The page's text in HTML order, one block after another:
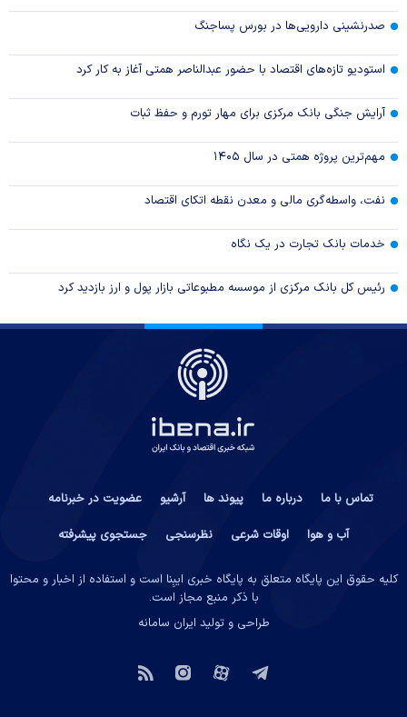
صدرنشینی دارویی‌ها در بورس پساجنگ
استودیو تازه‌های اقتصاد با حضور عبدالناصر همتی آغاز به کار کرد
آرایش جنگی بانک مرکزی برای مهار تورم و حفظ ثبات
مهم‌ترین پروژه همتی در سال ۱۴۰۵
نفت، واسطه‌گری مالی و معدن نقطه اتکای اقتصاد
خدمات بانک تجارت در یک نگاه
رئیس کل بانک مرکزی از موسسه مطبوعاتی بازار پول و ارز بازدید کرد
تماس با ما درباره ما پیوند ها آرشیو
عضویت در خبرنامه
آب و هوا
اوقات شرعی نظرسنجی جستجوی پیشرفته
کلیه حقوق این پایگاه متعلق به پایگاه خبری ایبِنا است و استفاده از اخبار و محتوا
با ذکر منبع مجاز است.
طراحی و تولید ایران سامانه